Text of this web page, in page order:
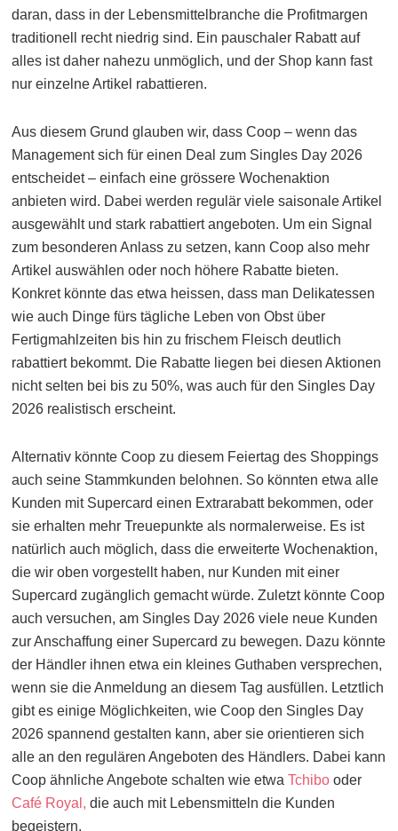
daran, dass in der Lebensmittelbranche die Profitmargen
traditionell recht niedrig sind. Ein pauschaler Rabatt auf
alles ist daher nahezu unmöglich, und der Shop kann fast
nur einzelne Artikel rabattieren.
Aus diesem Grund glauben wir, dass Coop – wenn das
Management sich für einen Deal zum Singles Day 2026
entscheidet – einfach eine grössere Wochenaktion
anbieten wird. Dabei werden regulär viele saisonale Artikel
ausgewählt und stark rabattiert angeboten. Um ein Signal
zum besonderen Anlass zu setzen, kann Coop also mehr
Artikel auswählen oder noch höhere Rabatte bieten.
Konkret könnte das etwa heissen, dass man Delikatessen
wie auch Dinge fürs tägliche Leben von Obst über
Fertigmahlzeiten bis hin zu frischem Fleisch deutlich
rabattiert bekommt. Die Rabatte liegen bei diesen Aktionen
nicht selten bei bis zu 50%, was auch für den Singles Day
2026 realistisch erscheint.
Alternativ könnte Coop zu diesem Feiertag des Shoppings
auch seine Stammkunden belohnen. So könnten etwa alle
Kunden mit Supercard einen Extrarabatt bekommen, oder
sie erhalten mehr Treuepunkte als normalerweise. Es ist
natürlich auch möglich, dass die erweiterte Wochenaktion,
die wir oben vorgestellt haben, nur Kunden mit einer
Supercard zugänglich gemacht würde. Zuletzt könnte Coop
auch versuchen, am Singles Day 2026 viele neue Kunden
zur Anschaffung einer Supercard zu bewegen. Dazu könnte
der Händler ihnen etwa ein kleines Guthaben versprechen,
wenn sie die Anmeldung an diesem Tag ausfüllen. Letztlich
gibt es einige Möglichkeiten, wie Coop den Singles Day
2026 spannend gestalten kann, aber sie orientieren sich
alle an den regulären Angeboten des Händlers. Dabei kann
Coop ähnliche Angebote schalten wie etwa Tchibo oder
Café Royal, die auch mit Lebensmitteln die Kunden
begeistern.